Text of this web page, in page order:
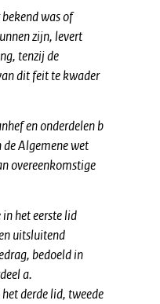
was of
zijn, levert
tenzij de
dit feit te kwader
en onderdelen b
de Algemene wet
overeenkomstige
het eerste lid
uitsluitend
bedoeld in
a.
derde lid, tweede